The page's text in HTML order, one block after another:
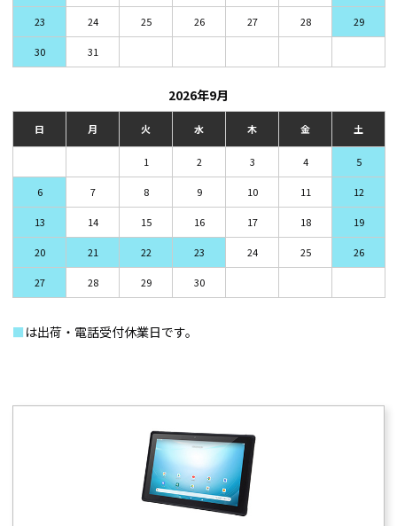
23 24 25 26 27 28 29
30 31
2026年9月
日 月 火 水 木 金 土
1 2 3 4 5
6 7 8 9 10 11 12
13 14 15 16 17 18 19
20 21 22 23 24 25 26
27 28 29 30
■ は出荷・電話受付休業日です。